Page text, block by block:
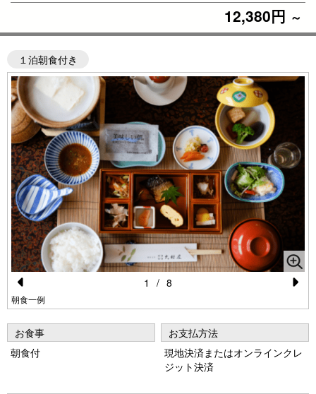
12,380円 ～
１泊朝食付き
Pr
e
vi
o
朝食一例
e
xt
1 / 8
お食事
朝食付
お支払方法
現地決済またはオンラインクレ
ジット決済